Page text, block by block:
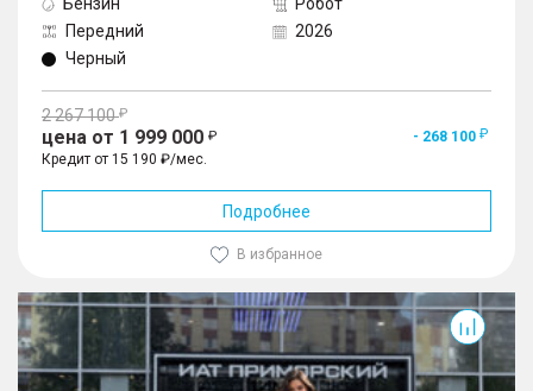
Передний
2026
Черный
2 267 100
цена от 1 999 000
- 268 100
Кредит от 15 190 ₽/мес.
Подробнее
В избранное
J6